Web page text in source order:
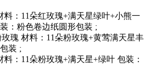
：11朵红玫瑰+满天星绿叶+小熊一
：粉色卷边纸圆形包装 ;
瑰 材料：11朵粉玫瑰+黄莺满天星丰
装 ;
：11朵粉玫瑰+满天星+绿叶 包装：